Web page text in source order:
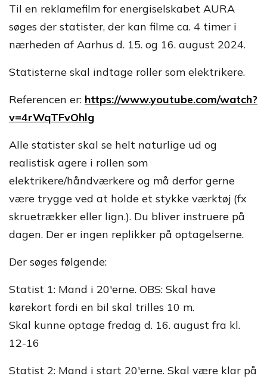
Til en reklamefilm for energiselskabet AURA
søges der statister, der kan filme ca. 4 timer i
nærheden af Aarhus d. 15. og 16. august 2024.
Statisterne skal indtage roller som elektrikere.
Referencen er: https://www.youtube.com/watch?
v=4rWqTFvOhlg
Alle statister skal se helt naturlige ud og
realistisk agere i rollen som
elektrikere/håndværkere og må derfor gerne
være trygge ved at holde et stykke værktøj (fx
skruetrækker eller lign.). Du bliver instruere på
dagen. Der er ingen replikker på optagelserne.
Der søges følgende:
Statist 1: Mand i 20'erne. OBS: Skal have
kørekort fordi en bil skal trilles 10 m.
Skal kunne optage fredag d. 16. august fra kl.
12-16
Statist 2: Mand i start 20'erne. Skal være klar på